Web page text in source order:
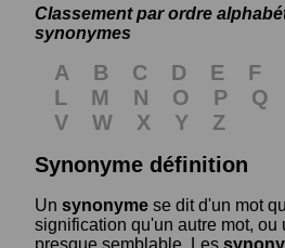
Classement par ordre
synonymes
A B C D E F
L
M N O P Q
V
W X Y
Z
Synonyme définition
Un synonyme se dit d'un mot
signification qu'un autre mot, ou
presque semblable. Les